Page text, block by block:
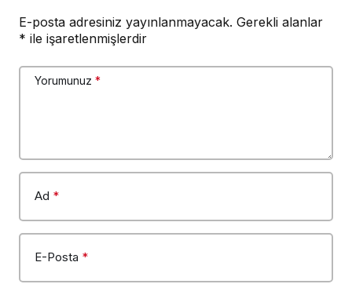
E-posta adresiniz yayınlanmayacak. Gerekli alanlar
* ile işaretlenmişlerdir
Yorumunuz *
Ad *
E-Posta *